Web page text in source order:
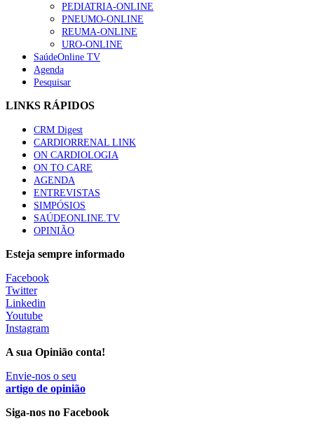
“Os programas de rastreio do cancro do pulmão são
custo-efetivos e representam um investimento
sustentável para os sistemas de saúde”
66 visualizações
Trodelvy aprovado para primeira linha no cancro da
elegíveis para inibidores PD-(L)1
61 visualizações
Especialistas defendem mais potássio na alimentação
para ajudar a controlar a hipertensão
57 visualizações
MAIS NOTÍCIAS
Sindicato diz que nova carreira de médicos dentistas reforça
estabilidade no SNS
6 Ago, 2026
Mais de 400 utentes beneficiaram de comparticipação reforçada
para tratamentos de infertilidade na Madeira
6 Ago, 2026 0 Comments
PEDIATRIA-ONLINE
PNEUMO-ONLINE
REUMA-ONLINE
URO-ONLINE
SaúdeOnline TV
Agenda
Pesquisar
LINKS RÁPIDOS
CRM Digest
CARDIORRENAL LINK
ON CARDIOLOGIA
ON TO CARE
AGENDA
ENTREVISTAS
SIMPÓSIOS
SAÚDEONLINE.TV
OPINIÃO
Esteja sempre informado
Facebook
Twitter
Linkedin
Youtube
Instagram
A sua Opinião conta!
Envie-nos o seu
artigo de opinião
Siga-nos no Facebook